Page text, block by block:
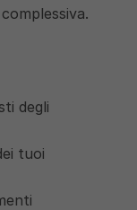
degli
tuoi